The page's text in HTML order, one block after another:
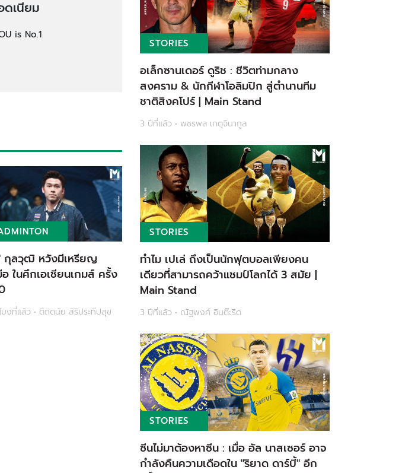
ดเนียม
is No.1
กุลวุฒิ หวังมีเหรียญ
ในศึกเอเชียนเกมส์ ครั้ง
มงที่แล้ว • ดิถดนัย สิริประทีปสุข
STORIES
อเล็กซานเดอร์ ดูริช : ชีวิตท่ามกลาง
สงคราม & นักกีฬาโอลิมปิก สู่ตำนานทีม
ชาติสิงคโปร์ | Main Stand
3 ปีที่แล้ว • พชรพล เกตุจินากูล
STORIES
ทำไม เปเล่ ถึงเป็นนักฟุตบอลเพียงคน
เดียวที่สามารถคว้าแชมป์โลกได้ 3 สมัย |
Main Stand
3 ปีที่แล้ว • ณัฐพงศ์ อินต๊ะริด
STORIES
ซีนไม่มาต้องหาซีน : เมื่อ อัล นาสเซอร์ อาจ
กำลังคืนความเดือดใน "ริยาด ดาร์บี้" อีก